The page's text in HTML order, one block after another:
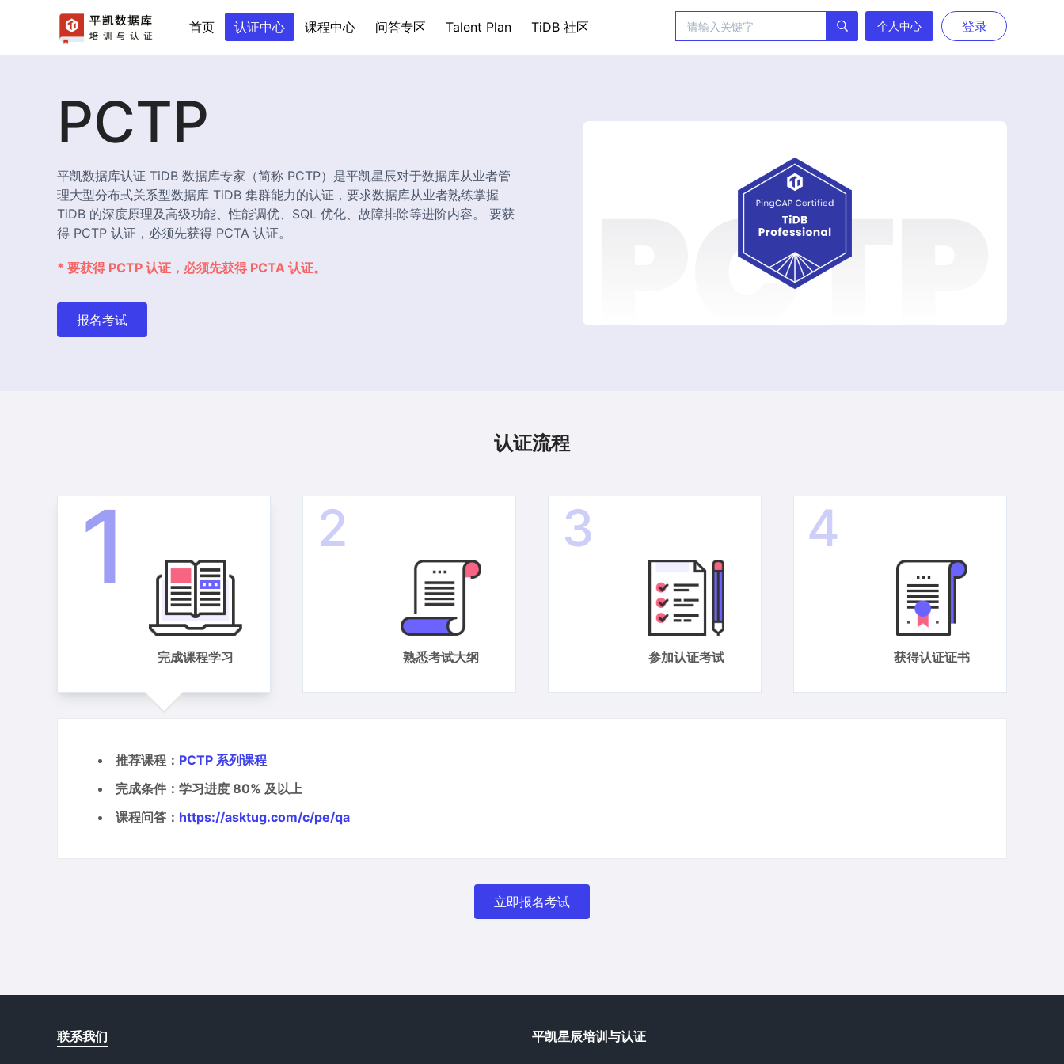
首页 认证中心 课程中心 问答专区 Talent Plan TiDB 社区 个人中心 登录
PCTP
平凯数据库认证 TiDB 数据库专家（简称 PCTP）是平凯星辰对于数据库从业者管
理大型分布式关系型数据库 TiDB 集群能力的认证，要求数据库从业者熟练掌握
TiDB 的深度原理及高级功能、性能调优、SQL 优化、故障排除等进阶内容。 要获
得 PCTP 认证，必须先获得 PCTA 认证。
* 要获得 PCTP 认证，必须先获得 PCTA 认证。
报名考试
认证流程
1
完成课程学习
2
熟悉考试大纲
3
参加认证考试
4
获得认证证书
推荐课程： PCTP 系列课程
完成条件：学习进度 80% 及以上
课程问答： https://asktug.com/c/pe/qa
立即报名考试
联系我们 平凯星辰培训与认证